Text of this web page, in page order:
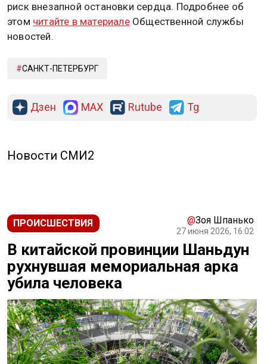
риск внезапной остановки сердца. Подробнее об
этом читайте в материалеОбщественной службы
новостей.
САНКТ-ПЕТЕРБУРГ
Дзен MAX Rutube Tg
Новости СМИ2
ПРОИСШЕСТВИЯ @Зоя Шпанько
27 июня 2026, 16:02
В китайской провинции Шаньдун
рухнувшая мемориальная арка
убила человека